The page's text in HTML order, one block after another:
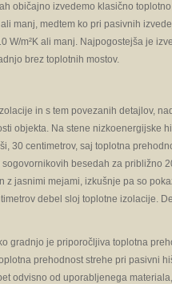
običajno izvedemo klasično
manj, medtem ko pri pasivnih
W/m²K ali manj. Najpogostejša je
brez toplotnih mostov.
in s tem povezanih detajlov,
objekta. Na stene nizkoenergijske
30 centimetrov, saj toplotna
besedah za približno
jasnimi mejami, izkušnje pa so
debel sloj toplotne izolacije.
gradnjo je priporočljiva toplotna
prehodnost strehe pri pasivni
odvisno od uporabljenega